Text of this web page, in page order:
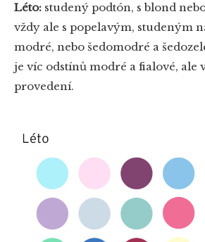
Léto: studený podtón, s blond
vždy ale s popelavým, studeným
modré, nebo šedomodré a
je víc odstínů modré a fialové, ale
provedení.